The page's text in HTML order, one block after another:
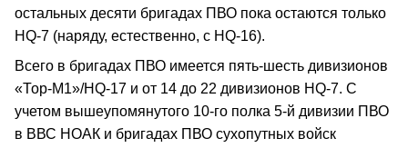
остальных десяти бригадах ПВО пока остаются только
HQ-7 (наряду, естественно, с HQ-16).
Всего в бригадах ПВО имеется пять-шесть дивизионов
«Тор-М1»/HQ-17 и от 14 до 22 дивизионов HQ-7. С
учетом вышеупомянутого 10-го полка 5-й дивизии ПВО
в ВВС НОАК и бригадах ПВО сухопутных войск